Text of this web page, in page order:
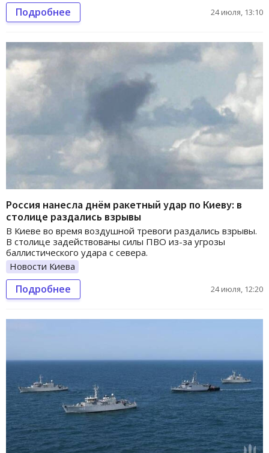
Подробнее 24 июля, 13:10
Россия нанесла днём ракетный удар по Киеву: в
столице раздались взрывы
В Киеве во время воздушной тревоги раздались взрывы.
В столице задействованы силы ПВО из-за угрозы
баллистического удара с севера.
Новости Киева
Подробнее 24 июля, 12:20